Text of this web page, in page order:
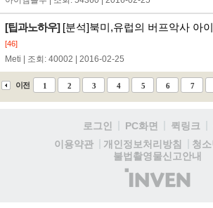
[팁과노하우][분석]북미,유럽의 버프악사 아
[46]
Meti | 조회: 40002 | 2016-02-25
이전 1 2 3 4 5 6 7
로그인 PC화면 퀵링크
이용약관
개인정보처리방침
청
불법촬영물신고안내
(주)
인